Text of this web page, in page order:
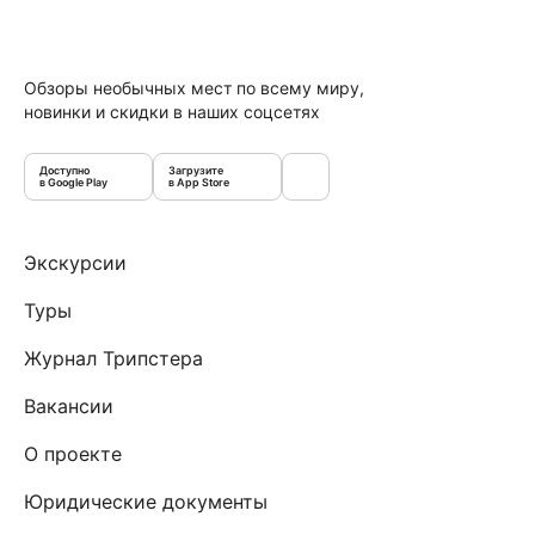
Обзоры необычных мест по всему миру,
новинки и скидки в наших соцсетях
Доступно
в Google Play
Загрузите
в App Store
Экскурсии
Туры
Журнал Трипстера
Вакансии
О проекте
Юридические документы